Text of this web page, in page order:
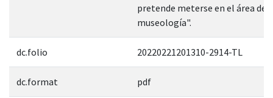
pretende meterse en el área de
museología".
dc.folio 20220221201310-2914-TL
dc.format pdf